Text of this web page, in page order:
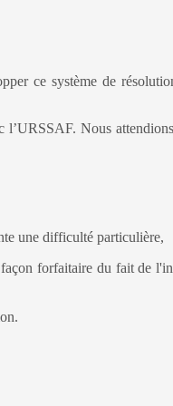
ce système de
Nous
une difficulté particulière,
forfaitaire du fait de